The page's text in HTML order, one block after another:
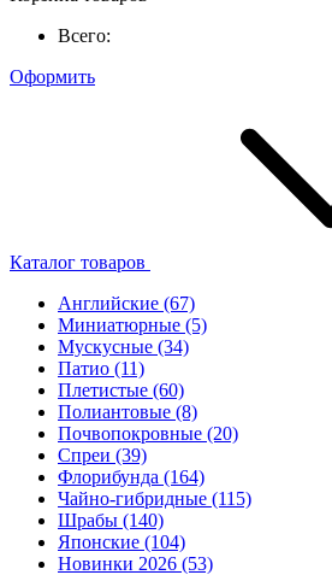
Всего:
Оформить
Каталог товаров
Английские (67)
Миниатюрные (5)
Мускусные (34)
Патио (11)
Плетистые (60)
Полиантовые (8)
Почвопокровные (20)
Спреи (39)
Флорибунда (164)
Чайно-гибридные (115)
Шрабы (140)
Японские (104)
Новинки 2026 (53)